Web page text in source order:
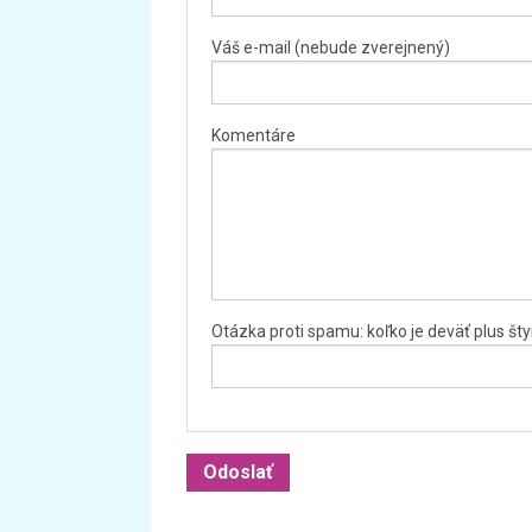
Váš e-mail (nebude zverejnený)
Komentáre
Otázka proti spamu: koľko je deväť plus